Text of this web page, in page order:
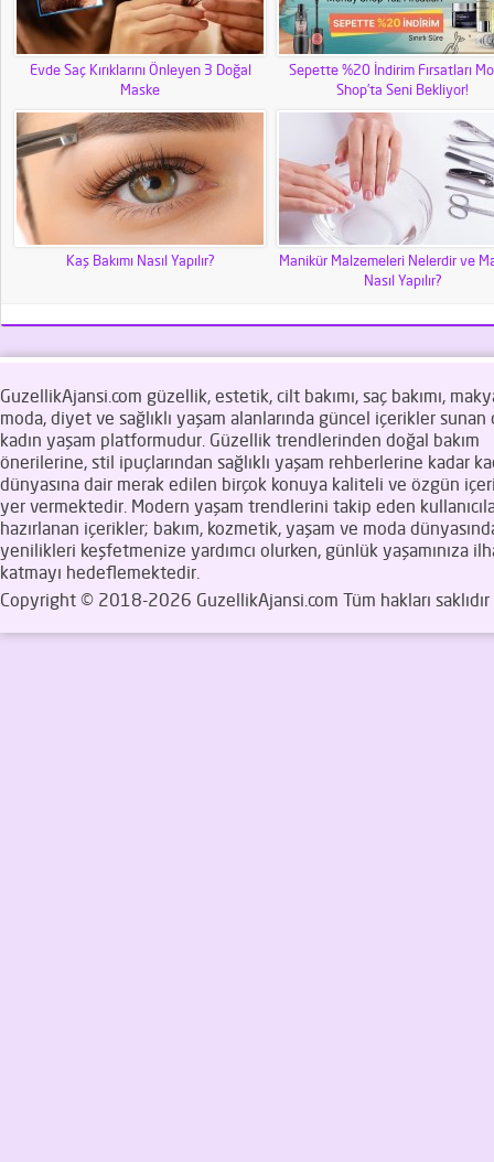
Evde Saç Kırıklarını Önleyen 3 Doğal
Maske
Sepette %20 İndirim Fırsatları
Shop’ta Seni Bekliyor!
Kaş Bakımı Nasıl Yapılır?
Manikür Malzemeleri Nelerdir ve
Nasıl Yapılır?
GuzellikAjansi.com güzellik, estetik, cilt bakımı, saç bakımı,
moda, diyet ve sağlıklı yaşam alanlarında güncel içerikler
kadın yaşam platformudur. Güzellik trendlerinden doğal bakım
önerilerine, stil ipuçlarından sağlıklı yaşam rehberlerine kadar
dünyasına dair merak edilen birçok konuya kaliteli ve özgün
yer vermektedir. Modern yaşam trendlerini takip eden
hazırlanan içerikler; bakım, kozmetik, yaşam ve moda
yenilikleri keşfetmenize yardımcı olurken, günlük yaşamınıza
katmayı hedeflemektedir.
Copyright © 2018-2026 GuzellikAjansi.com Tüm hakları saklıdır